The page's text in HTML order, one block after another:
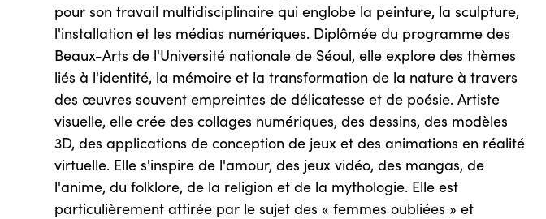
pour son travail multidisciplinaire qui englobe la peinture, la sculpture,
l'installation et les médias numériques. Diplômée du programme des
Beaux-Arts de l'Université nationale de Séoul, elle explore des thèmes
liés à l'identité, la mémoire et la transformation de la nature à travers
des œuvres souvent empreintes de délicatesse et de poésie. Artiste
visuelle, elle crée des collages numériques, des dessins, des modèles
3D, des applications de conception de jeux et des animations en réalité
virtuelle. Elle s'inspire de l'amour, des jeux vidéo, des mangas, de
l'anime, du folklore, de la religion et de la mythologie. Elle est
particulièrement attirée par le sujet des « femmes oubliées » et